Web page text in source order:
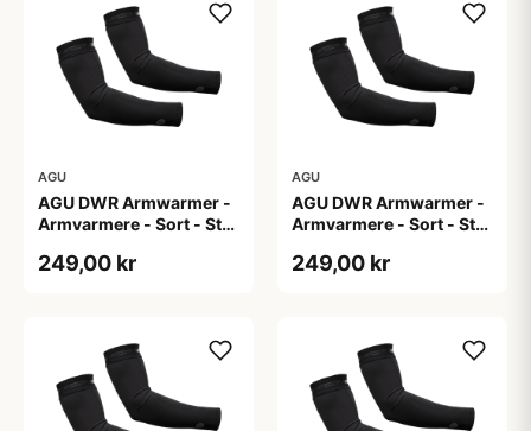
AGU
AGU DWR Armwarmer -
Armvarmere - Sort - Str.
249,00 kr
AGU
AGU DWR Armwarmer -
Armvarmere - Sort - Str.
249,00 kr